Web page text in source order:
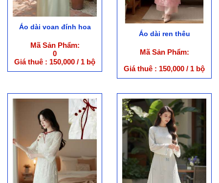
Áo dài voan đính hoa
Mã Sản Phẩm:
0
Giá thuê : 150,000 / 1 bộ
Áo dài ren thêu
Mã Sản Phẩm:
Giá thuê : 150,000 / 1 bộ